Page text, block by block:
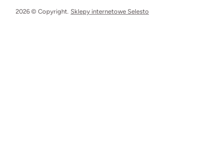
2026 © Copyright. Sklepy internetowe Selesto